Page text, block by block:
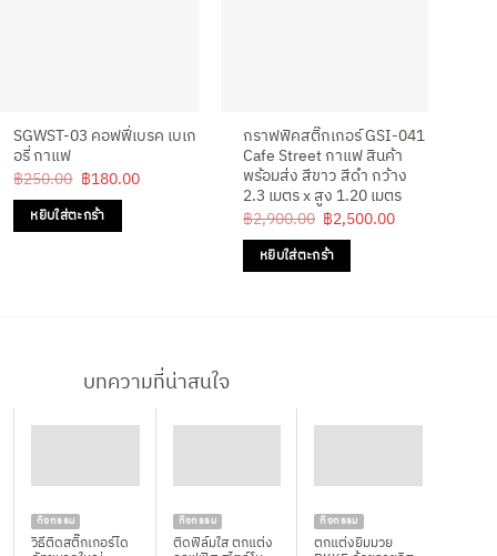
SGWST-03 คอฟฟี่เบรค เบเก
อรี่ กาแฟ
฿250.00 Original
price
was:
฿250.00.
฿180.00Current
หยิบใส่ตะกร้า
กราฟฟิคสติ๊กเกอร์ GSI-041
Cafe Street กาแฟ สินค้า
พร้อมส่ง สีขาว สีดำ กว้าง
2.3 เมตร x สูง 1.20 เมตร
฿2,900.00 Original
price
was:
฿2,900.00.
฿2,500.00Current
หยิบใส่ตะกร้า
บทความที่น่าสนใจ
กิจกรรม
วิธีติดสติ๊กเกอร์ได
กิจกรรม
ติดฟิล์มใส ตกแต่ง
กิจกรรม
ตกแต่งยิมมวย